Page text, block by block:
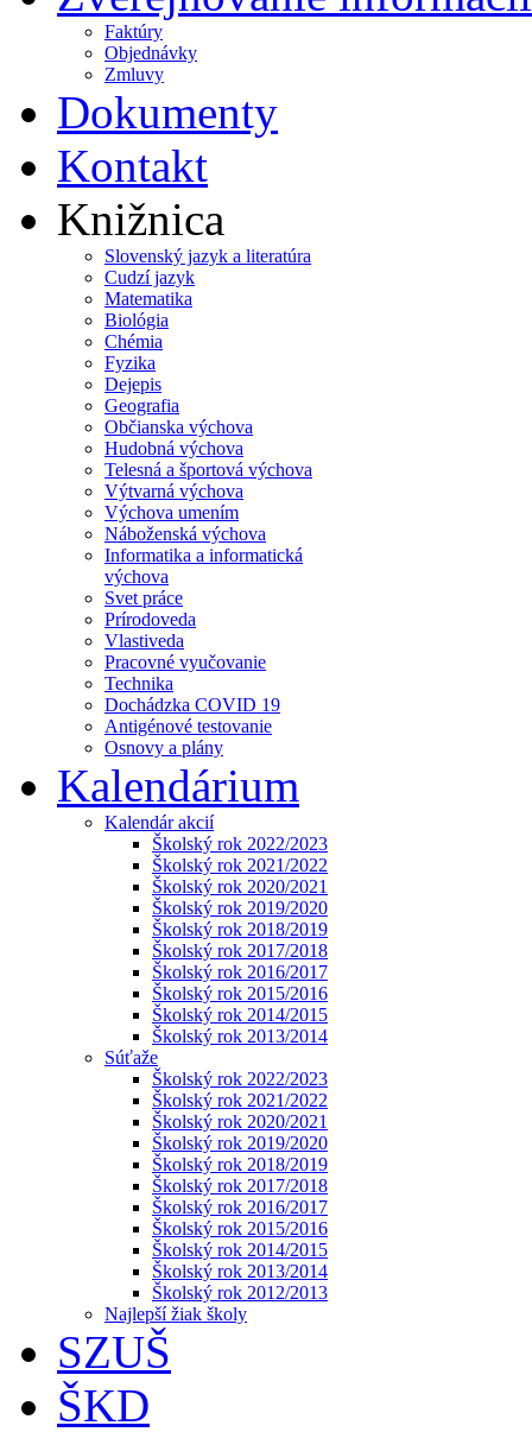
Faktúry
Objednávky
Zmluvy
Dokumenty
Kontakt
Knižnica
Slovenský jazyk a literatúra
Cudzí jazyk
Matematika
Biológia
Chémia
Fyzika
Dejepis
Geografia
Občianska výchova
Hudobná výchova
Telesná a športová výchova
Výtvarná výchova
Výchova umením
Náboženská výchova
Informatika a informatická
výchova
Svet práce
Prírodoveda
Vlastiveda
Pracovné vyučovanie
Technika
Dochádzka COVID 19
Antigénové testovanie
Osnovy a plány
Kalendárium
Kalendár akcií
Školský rok 2022/2023
Školský rok 2021/2022
Školský rok 2020/2021
Školský rok 2019/2020
Školský rok 2018/2019
Školský rok 2017/2018
Školský rok 2016/2017
Školský rok 2015/2016
Školský rok 2014/2015
Školský rok 2013/2014
Súťaže
Školský rok 2022/2023
Školský rok 2021/2022
Školský rok 2020/2021
Školský rok 2019/2020
Školský rok 2018/2019
Školský rok 2017/2018
Školský rok 2016/2017
Školský rok 2015/2016
Školský rok 2014/2015
Školský rok 2013/2014
Školský rok 2012/2013
Najlepší žiak školy
SZUŠ
ŠKD